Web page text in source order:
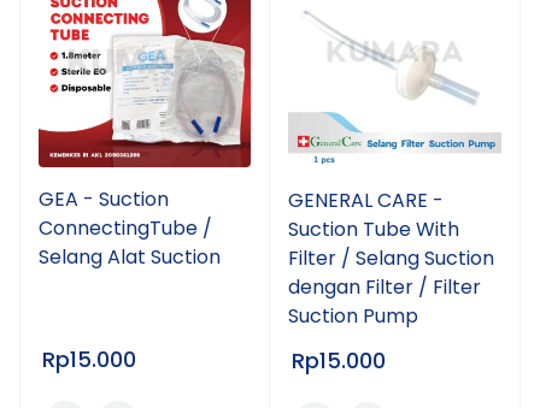
GEA - Suction
ConnectingTube /
Selang Alat Suction
Rp15.000
GENERAL CARE -
Suction Tube With
Filter / Selang Suction
dengan Filter / Filter
Suction Pump
Rp15.000